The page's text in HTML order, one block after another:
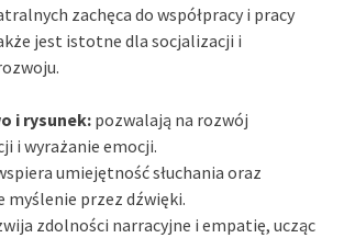
zachęca do współpracy i pracy
jest istotne dla socjalizacji i
i rysunek: pozwalają na rozwój
i wyrażanie emocji.
umiejętność słuchania oraz
myślenie przez dźwięki.
zdolności narracyjne i empatię, ucząc